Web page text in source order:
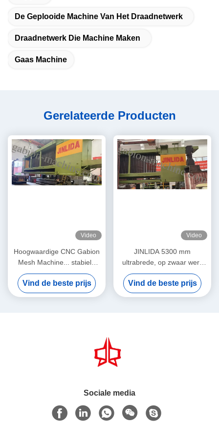
De Geplooide Machine Van Het Draadnetwerk
Draadnetwerk Die Machine Maken
Gaas Machine
Gerelateerde Producten
Video
Hoogwaardige CNC Gabion
Mesh Machine... stabiele
productie, hogere winst
Vind de beste prijs
Video
JINLIDA 5300 mm
ultrabrede, op zwaar werk
berekende CNC Gabion-
gaasmachine voor de
productie van zeshoekige
Vind de beste prijs
Sociale media